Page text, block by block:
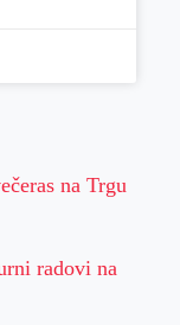
na Trgu
radovi na